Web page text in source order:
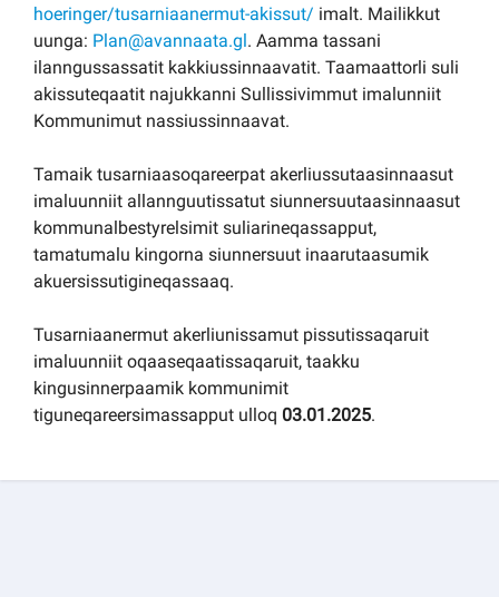
hoeringer/tusarniaanermut-akissut/ imalt. Mailikkut
uunga: Plan@avannaata.gl . Aamma tassani
ilanngussassatit kakkiussinnaavatit. Taamaattorli suli
akissuteqaatit najukkanni Sullissivimmut imalunniit
Kommunimut nassiussinnaavat.
Tamaik tusarniaasoqareerpat akerliussutaasinnaasut
imaluunniit allannguutissatut siunnersuutaasinnaasut
kommunalbestyrelsimit suliarineqassapput,
tamatumalu kingorna siunnersuut inaarutaasumik
akuersissutigineqassaaq.
Tusarniaanermut akerliunissamut pissutissaqaruit
imaluunniit oqaaseqaatissaqaruit, taakku
kingusinnerpaamik kommunimit
tiguneqareersimassapput ulloq 03.01.2025.